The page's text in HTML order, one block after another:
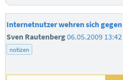
Internetnutzer wehren sich
Sven Rautenberg06.05.2009 13:42
notizen